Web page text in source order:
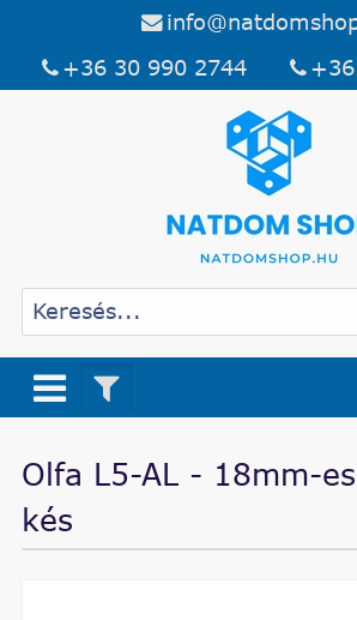
+36 30 990 2744
Olfa L5-AL - 18mm-
kés